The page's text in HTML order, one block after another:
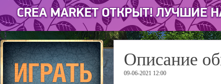
Описание
09-06-2021 12:00